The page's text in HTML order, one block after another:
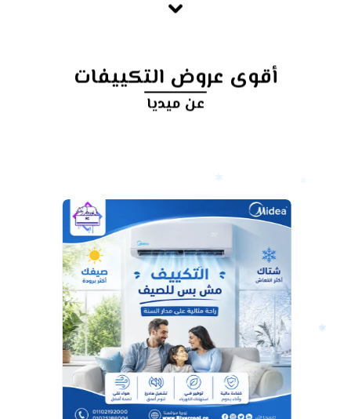
أقوى عروض التكييفات
عن ميديا